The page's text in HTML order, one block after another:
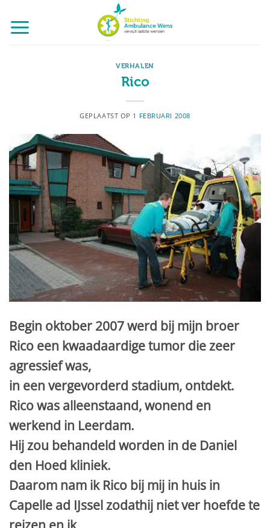
naar
inhoud
VERHALEN
Rico
GEPLAATST OP 1 FEBRUARI 2008
Begin oktober 2007 werd bij mijn broer
Rico een kwaadaardige tumor die zeer
agressief was,
in een vergevorderd stadium, ontdekt.
Rico was alleenstaand, wonend en
werkend in Leerdam.
Hij zou behandeld worden in de Daniel
den Hoed kliniek.
Daarom nam ik Rico bij mij in huis in
Capelle ad IJssel zodathij niet ver hoefde te